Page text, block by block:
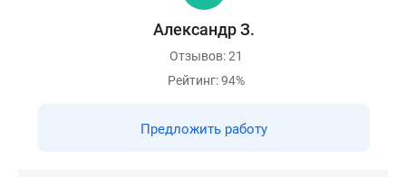
Александр З.
Отзывов: 21
Рейтинг: 94%
Предложить работу